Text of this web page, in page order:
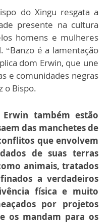
do Xingu resgata a
presente na cultura
homens e mulheres
“Banzo é a lamentação
dom Erwin, que une
e comunidades negras
o Bispo.
também estão
das manchetes de
que envolvem
de suas terras
animais, tratados
a verdadeiros
física e muito
por projetos
os mandam para os